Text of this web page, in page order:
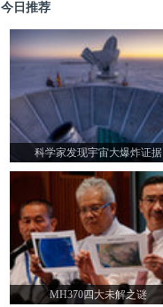
今日推荐
科学家发现宇宙大爆炸证据
MH370四大未解之谜